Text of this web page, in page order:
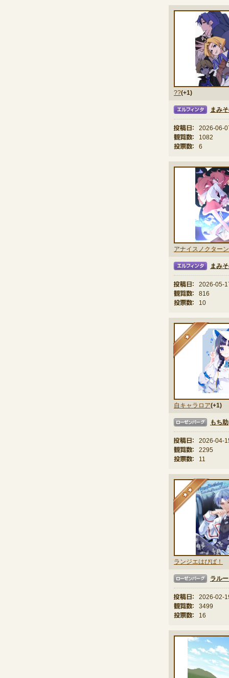
??(+1)
まみ
投稿日：
2026-06-
観覧数：
1082
投票数：
6
アナイスノクターン
まみ
投稿日：
2026-05-
観覧数：
816
投票数：
10
自キャラロア(+1)
★
もち助
投稿日：
2026-04-
観覧数：
2295
投票数：
11
ランジエはぴば！
★★
ラル
投稿日：
2026-02-
観覧数：
3499
投票数：
16